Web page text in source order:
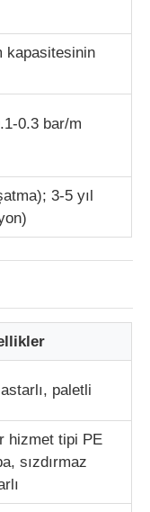
kapasitesinin
0.3 bar/m
3-5 yıl
paletli
hizmet tipi PE
sızdırmaz